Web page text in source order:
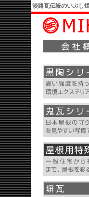
淡路瓦伝統のいぶし